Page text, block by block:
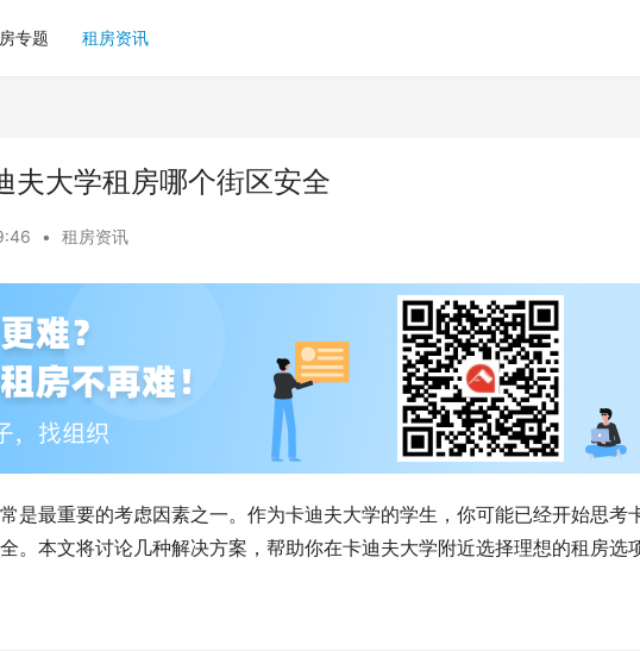
专题 租房资讯
夫大学租房哪个街区安全
• 租房资讯
是最重要的考虑因素之一。作为卡迪夫大学的学生，你可能已经开始思考
。本文将讨论几种解决方案，帮助你在卡迪夫大学附近选择理想的租房选项